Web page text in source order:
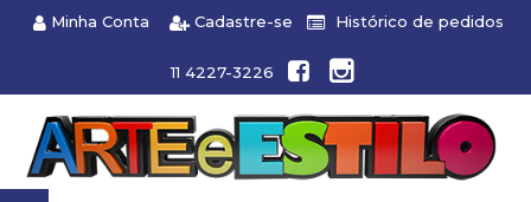
Minha Conta Cadastre-se Histórico de pedidos
11 4227-3226